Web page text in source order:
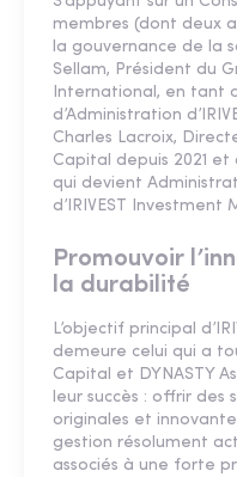
membres (dont deux
la gouvernance de la
Sellam, Président du
International, en tant
d’Administration
Charles Lacroix,
Capital depuis 2021 et
qui devient
d’IRIVEST Investment
Promouvoir
la durabilité
L’objectif principal
demeure celui qui a
Capital et DYNASTY
leur succès : offrir des
originales et
gestion résolument
associés à une forte